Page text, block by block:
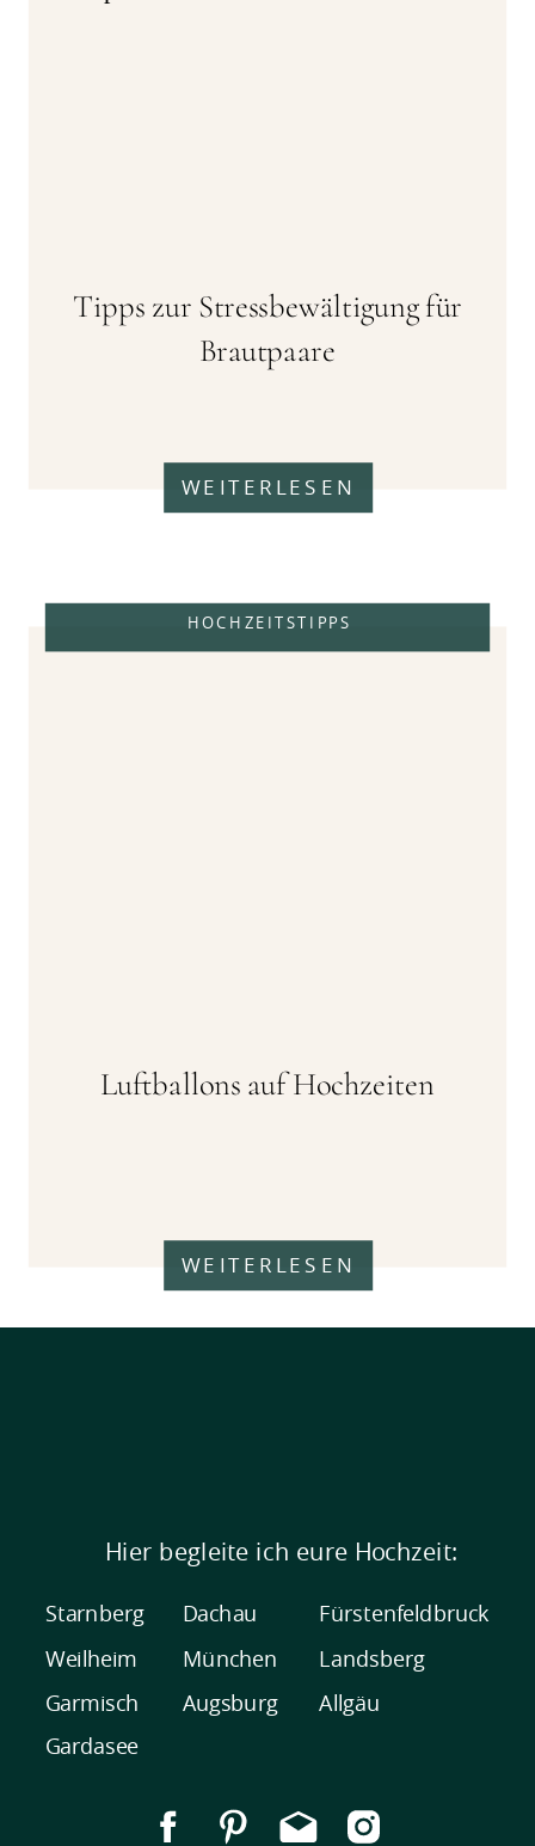
WEITERLESEN
Tipps zur Stressbewältigung für
Brautpaare
WEITERLESEN
Luftballons auf Hochzeiten
HOCHZEITSTIPPS
Hier begleite ich eure Hochzeit:
Starnberg Dachau
Augsburg
Weilheim München Landsberg
Allgäu
Fürstenfeldbruck
Garmisch
Gardasee